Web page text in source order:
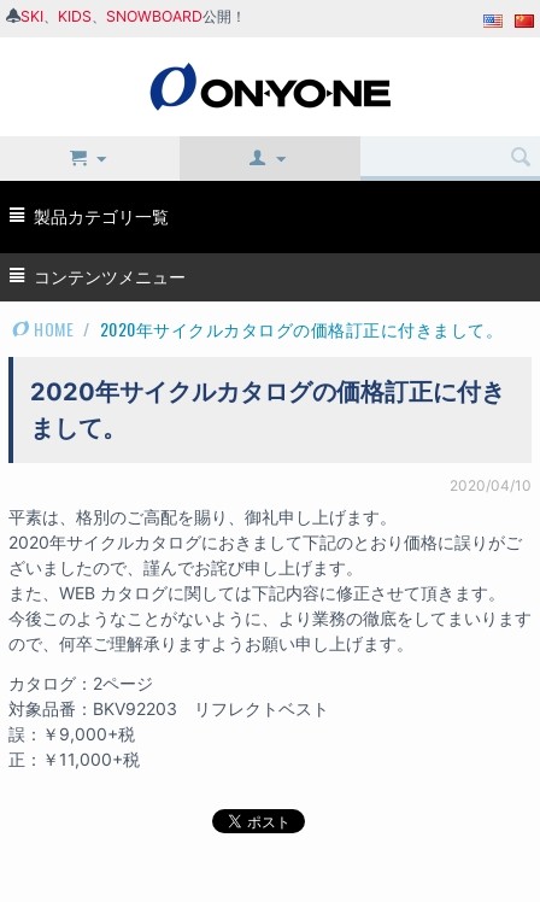
SKI KIDS SNOWBOARD公開！
製品カテゴリ一覧
コンテンツメニュー
HOME / 2020年サイクルカタログの価格訂正に付きまして。
2020年サイクルカタログの価格訂正に付き
まして。
2020/04/10
平素は、格別のご高配を賜り、御礼申し上げます。
2020年サイクルカタログにおきまして下記のとおり価格に誤りがご
ざいましたので、謹んでお詫び申し上げます。
また、WEB カタログに関しては下記内容に修正させて頂きます。
今後このようなことがないように、より業務の徹底をしてまいります
ので、何卒ご理解承りますようお願い申し上げます。
カタログ：2ページ
対象品番：BKV92203 リフレクトベスト
誤：￥9,000+税
正：￥11,000+税